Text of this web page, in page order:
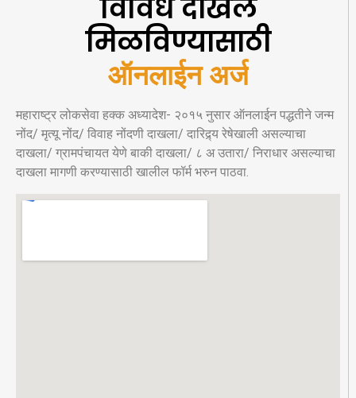
विविध दाखले
मिळविण्यासाठी
ऑनलाईन अर्ज
महाराष्ट्र लोकसेवा हक्क अध्यादेश- २०१५ नुसार ऑनलाईन पद्धतीने जन्म
नोंद/ मृत्यू नोंद/ विवाह नोंदणी दाखला/ दारिद्र्य रेषेखाली असल्याचा
दाखला/ ग्रामपंचायत येणे बाकी दाखला/ ८ अ उतारा/ निराधार असल्याचा
दाखला मागणी करण्यासाठी खालील फॉर्म भरुन पाठवा.